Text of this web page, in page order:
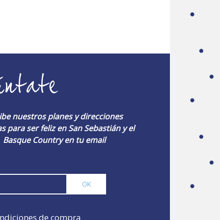
nuestros planes y direcciones
para ser feliz en San Sebastián y el
Basque Country en tu email
de compra